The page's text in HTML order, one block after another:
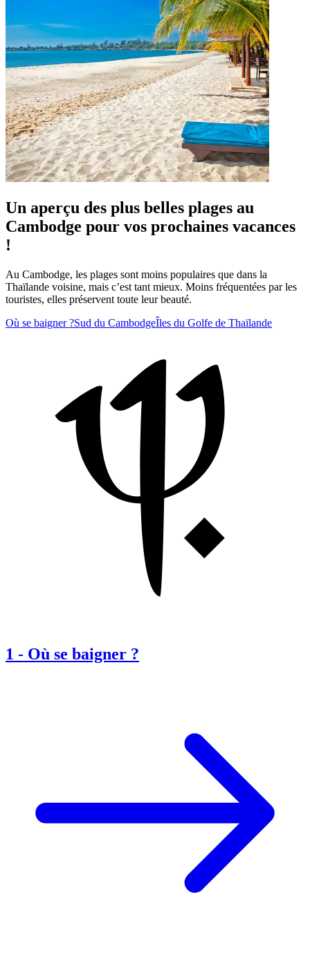
Un aperçu des plus belles plages au
Cambodge pour vos prochaines vacances
!
Au Cambodge, les plages sont moins populaires que dans la
Thaïlande voisine, mais c’est tant mieux. Moins fréquentées par les
touristes, elles préservent toute leur beauté.
Où se baigner ?Sud du CambodgeÎles du Golfe de Thaïlande
1 - Où se baigner ?